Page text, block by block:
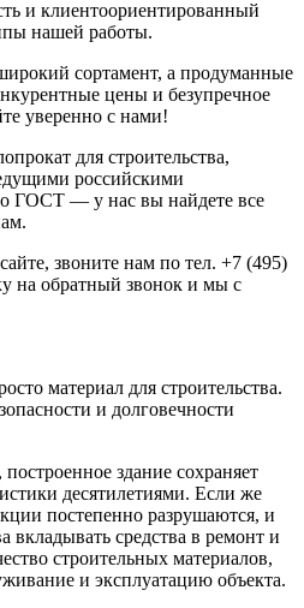
и клиентоориентированный
нашей работы.
сортамент, а продуманные
цены и безупречное
уверенно с нами!
для строительства,
российскими
ГОСТ — у нас вы найдете все
звоните нам по тел. +7 (495)
на обратный звонок и мы с
материал для строительства.
и долговечности
здание сохраняет
десятилетиями. Если же
постепенно разрушаются, и
вкладывать средства в ремонт и
строительных материалов,
и эксплуатацию объекта.